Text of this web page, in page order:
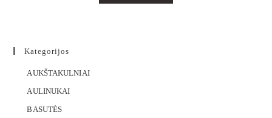
Kategorijos
AUKŠTAKULNIAI
AULINUKAI
BASUTĖS